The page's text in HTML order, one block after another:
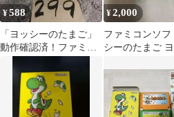
¥588
「ヨッシーのたまご」
動作確認済！ファミコ
¥2,000
ファミコンソフ
シーのたまご ヨ